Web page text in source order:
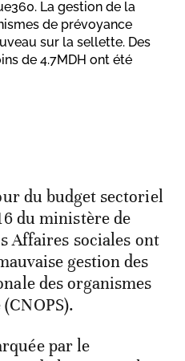
La gestion de la
de prévoyance
sur la sellette. Des
de 4.7MDH ont été
du budget sectoriel
du ministère de
Affaires sociales ont
gestion des
des organismes
par le